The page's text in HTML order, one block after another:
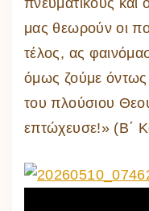
πνευματικούς και
μας θεωρούν οι
τέλος, ας
όμως ζούμε όντως
του πλούσιου
επτώχευσε!» (Β΄